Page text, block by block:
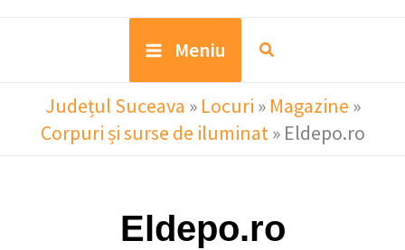
Meniu
Județul Suceava » Locuri » Magazine »
Corpuri și surse de iluminat» Eldepo.ro
Eldepo.ro